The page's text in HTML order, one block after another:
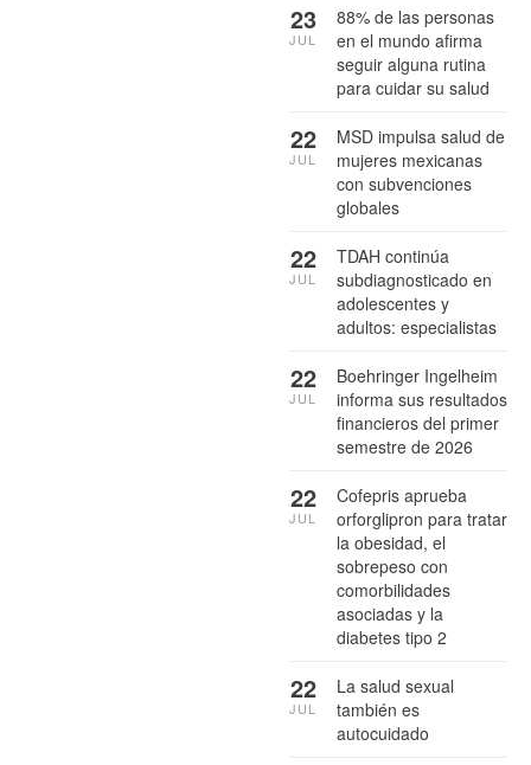
88% de las personas
en el mundo afirma
seguir alguna rutina
para cuidar su salud
23
JUL
MSD impulsa salud de
mujeres mexicanas
con subvenciones
globales
22
JUL
TDAH continúa
subdiagnosticado en
adolescentes y
adultos: especialistas
22
JUL
Boehringer Ingelheim
informa sus resultados
financieros del primer
semestre de 2026
22
JUL
Cofepris aprueba
orforglipron para tratar
la obesidad, el
sobrepeso con
comorbilidades
asociadas y la
diabetes tipo 2
22
JUL
La salud sexual
también es
autocuidado
22
JUL